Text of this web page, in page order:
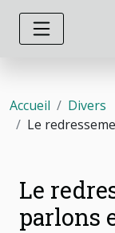
Accueil
Divers
Le
Le
parlons